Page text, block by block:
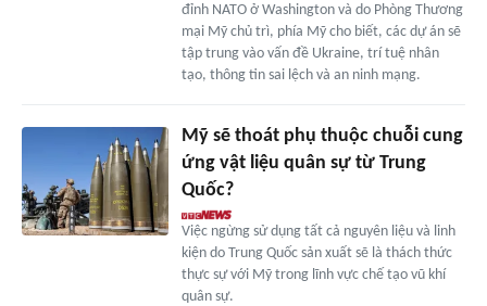
đỉnh NATO ở Washington và do Phòng Thương
mại Mỹ chủ trì, phía Mỹ cho biết, các dự án sẽ
tập trung vào vấn đề Ukraine, trí tuệ nhân
tạo, thông tin sai lệch và an ninh mạng.
Mỹ sẽ thoát phụ thuộc chuỗi cung
ứng vật liệu quân sự từ Trung
Quốc?
Việc ngừng sử dụng tất cả nguyên liệu và linh
kiện do Trung Quốc sản xuất sẽ là thách thức
thực sự với Mỹ trong lĩnh vực chế tạo vũ khí
quân sự.